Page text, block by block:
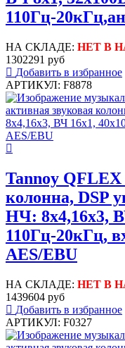
110Гц-
НА СКЛАДЕ: НЕТ В
1302291 руб
Добавить в избранное
АРТИКУЛ: F8878
Tannoy QFLEX
колонна, DSP
НЧ: 8x4,16х3,
110Гц-20кГц,
AES/EBU
НА СКЛАДЕ: НЕТ В
1439604 руб
Добавить в избранное
АРТИКУЛ: F0327